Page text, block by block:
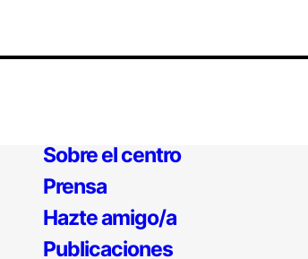
Sobre el centro
Prensa
Hazte amigo/a
Publicaciones